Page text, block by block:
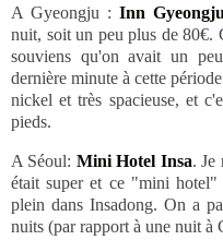
A Gyeongju :Inn
nuit, soit un peu plus de 80€.
souviens qu'on avait un
dernière minute à cette
nickel et très spacieuse, et
pieds.
A Séoul: Mini Hotel Insa. Je
était super et ce "mini hotel"
plein dans Insadong. On a
nuits (par rapport à une nuit à